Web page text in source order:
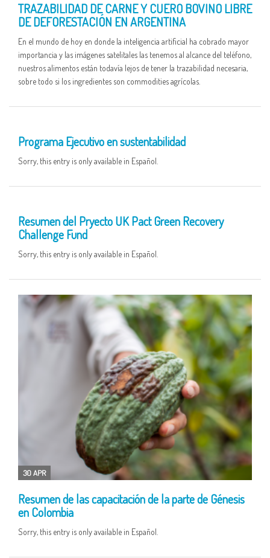
TRAZABILIDAD DE CARNE Y CUERO BOVINO LIBRE
DE DEFORESTACIÓN EN ARGENTINA
En el mundo de hoy en donde la inteligencia artificial ha cobrado mayor
importancia y las imágenes satelitales las tenemos al alcance del teléfono,
nuestros alimentos están todavía lejos de tener la trazabilidad necesaria,
sobre todo si los ingredientes son commodities agrícolas.
Programa Ejecutivo en sustentabilidad
Sorry, this entry is only available in Español.
Resumen del Pryecto UK Pact Green Recovery
Challenge Fund
Sorry, this entry is only available in Español.
30 APR
Resumen de las capacitación de la parte de Génesis
en Colombia
Sorry, this entry is only available in Español.